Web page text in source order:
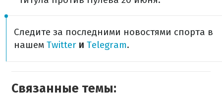
Следите за последними новостями спорта в
нашем Twitter и Telegram.
Связанные темы: